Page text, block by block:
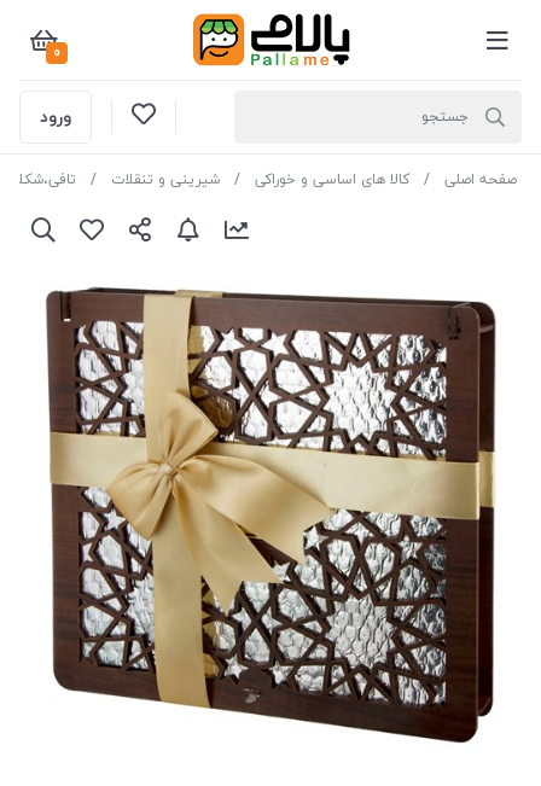
0
ورود
صفحه اصلی کالا های اساسی و خوراکی شیرینی و تنقلات تافی،شکلات